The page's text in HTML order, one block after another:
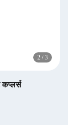
2 / 3